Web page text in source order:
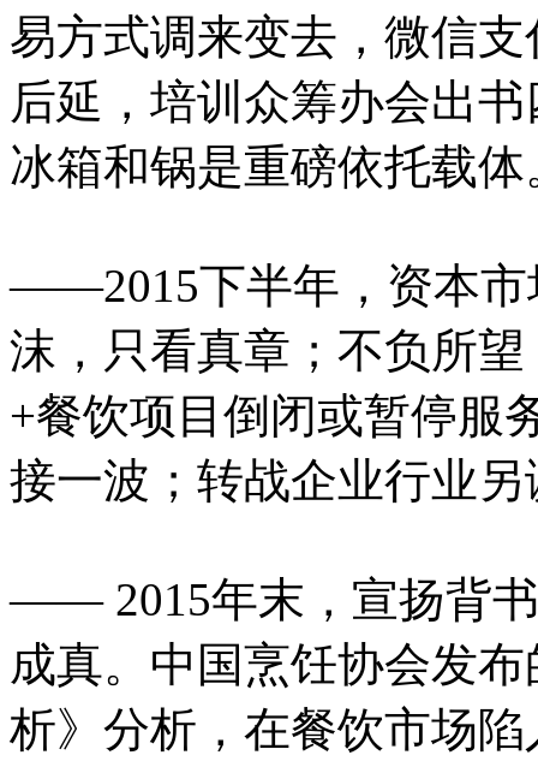
易方式调来变去，微信
后延，培训众筹办会出
冰箱和锅是重磅依托载体
——2015下半年，资本市
沫，只看真章；不负所
+餐饮项目倒闭或暂停服
接一波；转战企业行业
—— 2015年末，宣扬背
成真。中国烹饪协会发
析》分析，在餐饮市场